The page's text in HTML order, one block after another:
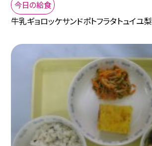
今日の給食
牛乳ギョロッケサンドポトフラタトュイユ梨